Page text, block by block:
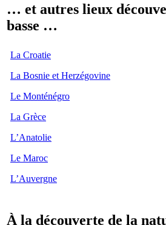
… et autres lieux
basse …
La Croatie
La Bosnie et Herzégovine
Le Monténégro
La Grèce
L’Anatolie
Le Maroc
L’Auvergne
À la découverte de la